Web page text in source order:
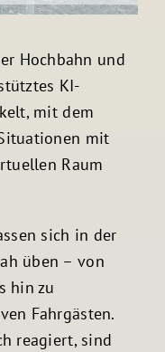
Hochbahn und
KI-
mit dem
mit
Raum
sich in der
üben – von
hin zu
Fahrgästen.
reagiert, sind